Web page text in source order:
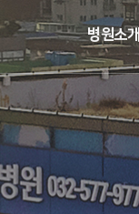
병원소개